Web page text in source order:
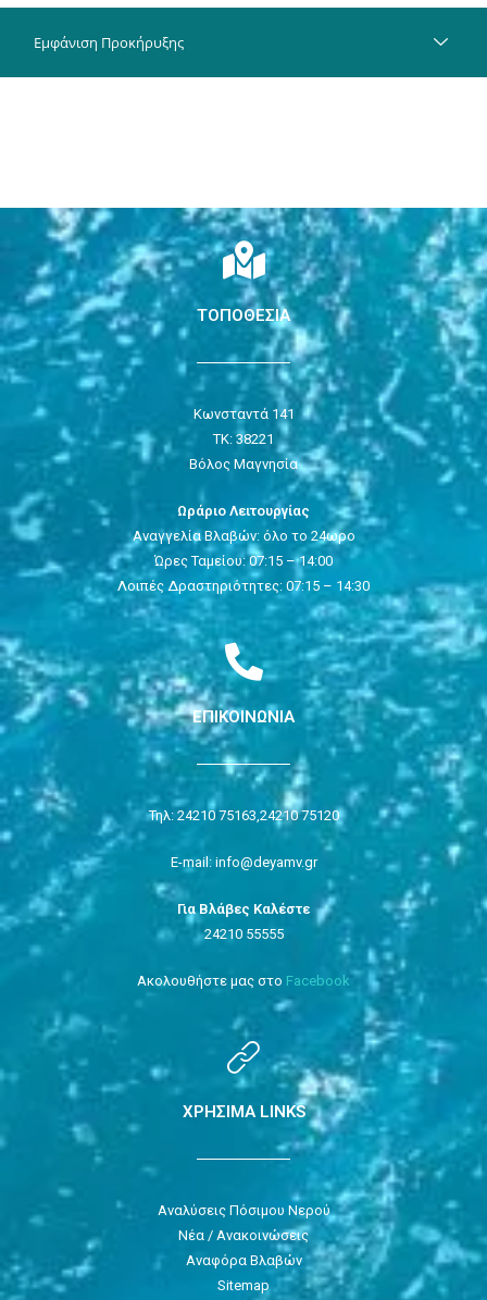
Εμφάνιση Προκήρυξης
ΤΟΠΟΘΕΣΙΑ
Κωνσταντά 141
ΤΚ: 38221
Βόλος Μαγνησία
Ωράριο Λειτουργίας
Αναγγελία Βλαβών: όλο το 24ωρο
Ώρες Ταμείου: 07:15 – 14:00
Λοιπές Δραστηριότητες: 07:15 – 14:30
ΕΠΙΚΟΙΝΩΝΙΑ
Τηλ: 24210 75163, 24210 75120
E-mail: info@deyamv.gr
Για Βλάβες Καλέστε
24210 55555
Ακολουθήστε μας στο Facebook
ΧΡΗΣΙΜΑ LINKS
Αναλύσεις Πόσιμου Νερού
Νέα / Ανακοινώσεις
Αναφόρα Βλαβών
Sitemap